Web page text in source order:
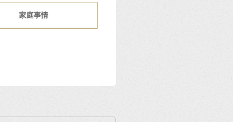
家庭事情